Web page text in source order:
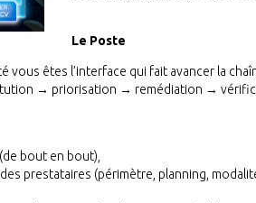
Le Poste
vous êtes l’interface qui fait avancer la
→ priorisation → remédiation →
bout en bout),
prestataires (périmètre, planning,